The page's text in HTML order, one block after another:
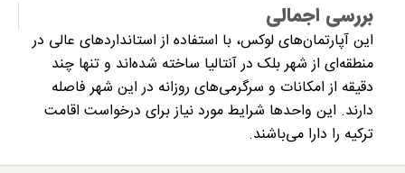
بررسی اجمالی
این آپارتمان‌های لوکس، با استفاده از استانداردهای عالی در
منطقه‌ای از شهر بلک در آنتالیا ساخته شده‌اند و تنها چند
دقیقه از امکانات و سرگرمی‌های روزانه در این شهر فاصله
دارند. این واحدها شرایط مورد نیاز برای درخواست اقامت
ترکیه را دارا می‌باشند.